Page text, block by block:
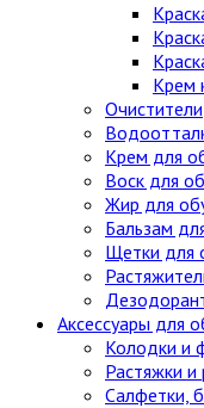
Крем
Очистители
Крем для
Воск для
Жир для
Бальзам
Щетки для
Аксессуары для
Колодки и
Растяжки и
Салфетки,